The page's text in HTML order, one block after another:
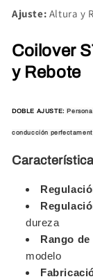
Ajuste: Altura y
Coilover
y Rebote
DOBLE AJUSTE:
conducción
dureza
Rango
modelo